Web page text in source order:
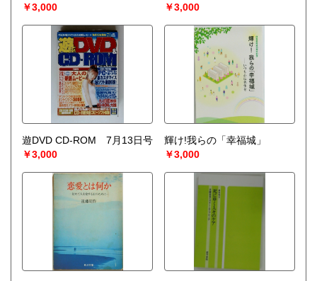
￥3,000
￥3,000
遊DVD CD-ROM 7月13日号
￥3,000
輝け!我らの「幸福城」
￥3,000